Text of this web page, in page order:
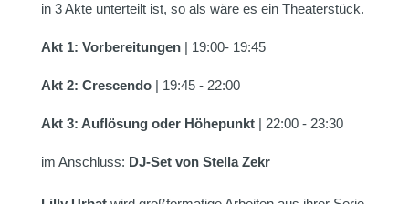
in 3 Akte unterteilt ist, so als wäre es ein Theaterstück.
Akt 1: Vorbereitungen | 19:00- 19:45
Akt 2: Crescendo | 19:45 - 22:00
Akt 3: Auflösung oder Höhepunkt | 22:00 - 23:30
im Anschluss: DJ-Set von Stella Zekr